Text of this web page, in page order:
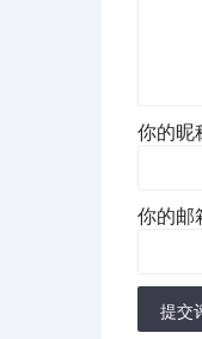
你的昵
你的邮
提交